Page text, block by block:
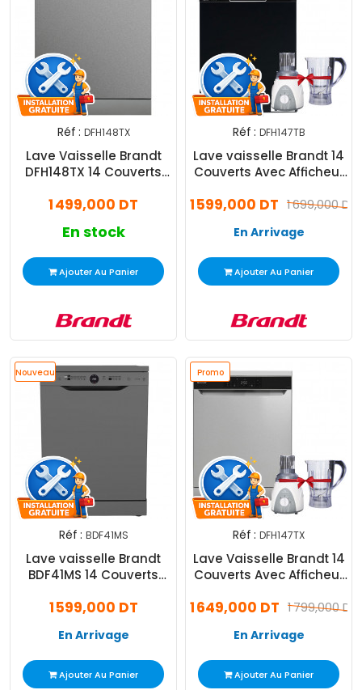
Réf : DFH148TX
Lave Vaisselle Brandt
DFH148TX 14 Couverts
1 499,000 DT
En stock
Ajouter Au Panier
Réf : DFH147TB
Lave vaisselle Brandt 14
Couverts Avec Afficheur
1 699,000 DT
1 599,000 DT
En Arrivage
Ajouter Au Panier
Nouveau
Réf : BDF41MS
Lave vaisselle Brandt
BDF41MS 14 Couverts
1 599,000 DT
En Arrivage
Ajouter Au Panier
Promo
Réf : DFH147TX
Lave Vaisselle Brandt 14
Couverts Avec Afficheur
1 799,000 DT
1 649,000 DT
En Arrivage
Ajouter Au Panier